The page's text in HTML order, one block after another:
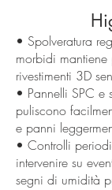
• Spolveratura
morbidi
rivestimenti 3D
• Pannelli SPC e
puliscono
e panni
• Controlli
intervenire su
segni di umidità